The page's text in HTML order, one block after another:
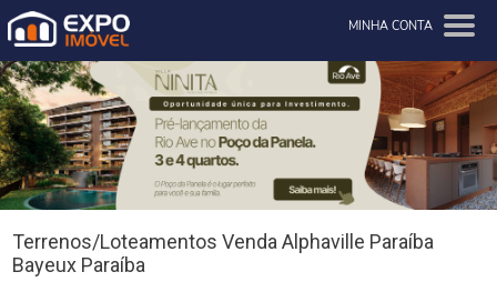
MINHA CONTA
Terrenos/Loteamentos Venda Alphaville Paraíba
Bayeux Paraíba